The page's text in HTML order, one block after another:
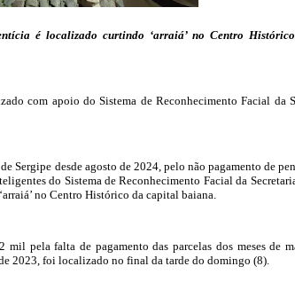
é localizado curtindo ‘arraiá’ no Centro
com apoio do Sistema de Reconhecimento Facial da
Sergipe desde agosto de 2024, pelo não pagamento de
do Sistema de Reconhecimento Facial da
no Centro Histórico da capital baiana.
pela falta de pagamento das parcelas dos meses de
2023, foi localizado no final da tarde do domingo (8).